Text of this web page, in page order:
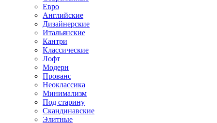
Евро
Английские
Дизайнерские
Итальянские
Кантри
Классические
Лофт
Модерн
Прованс
Неоклассика
Минимализм
Под старину
Скандинавские
Элитные